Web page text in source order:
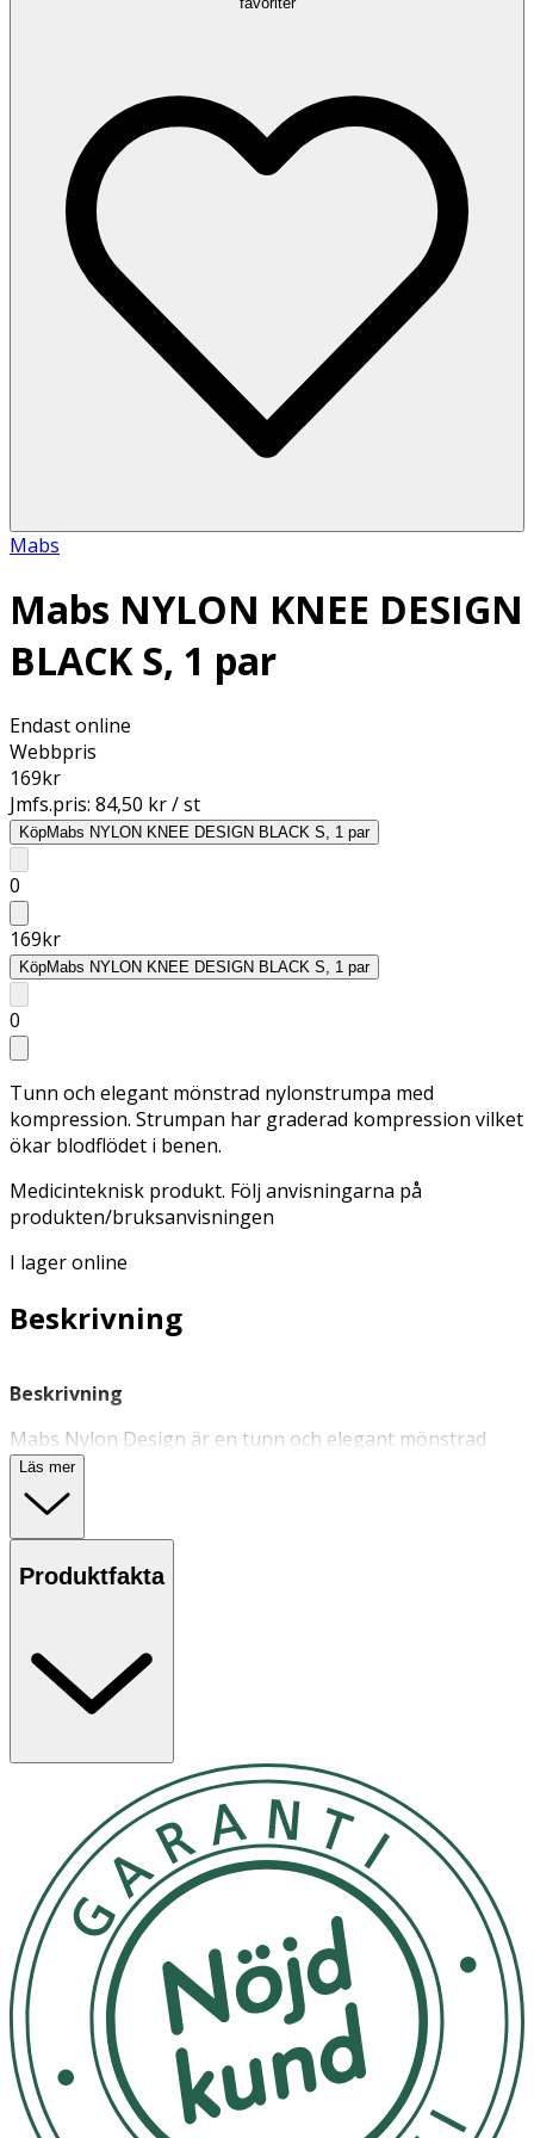
Mabs
Mabs NYLON KNEE DESIGN
BLACK S, 1 par
Endast online
Webbpris
169kr
Jmfs.pris: 84,50 kr / st
KöpMabs NYLON KNEE DESIGN BLACK S, 1 par
0
169kr
KöpMabs NYLON KNEE DESIGN BLACK S, 1 par
0
Tunn och elegant mönstrad nylonstrumpa med
kompression. Strumpan har graderad kompression vilket
ökar blodflödet i benen.
Medicinteknisk produkt. Följ anvisningarna på
produkten/bruksanvisningen
I lager online
Beskrivning
Beskrivning
Mabs Nylon Design är en tunn och elegant mönstrad
nylonstrumpa i svart med kompression. Strumpan har
graderad kompression vilket ökar blodflödet i benen
något som i sin tur motverkar trötthet, svullnad och
åderbråck. Oavsett om du lider av dessa problem eller är
intresserad av att förebygga problemen innan de dyker
Har en mjuk resårkant som minskar risken för stasning.
Nylonstrumpan är ett enkelt sätt att behålla stilen på
kontoret som på fritiden samtidigt som du motverkar
När vi sitter eller står länge på jobbet är det lätt att ben
och fötter svullnar upp och känns tunga, spända och
ibland avdomnade, särskilt mot slutet av dagen. Även
graviditet, övervikt och flygresor kan orsaka svullna
fötter och ben, medan det i andra fall kan vara kroniska
sjukdomar som ligger bakom.
Användning
1. Se till att strumpan är rättvänd och stoppa in handen
ända ner till hälen.
2. Vänd din strumpa ut och in till hälen.
3. Töj ut skaftet och sätt strumpan på foten. Se till att
hälen kommer på rätt plats och inte är vriden.
Läs mer
Produktfakta